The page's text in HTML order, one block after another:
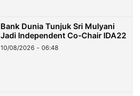
Bank Dunia Tunjuk Sri Mulyani
Jadi Independent Co-Chair IDA22
10/08/2026 - 06:48